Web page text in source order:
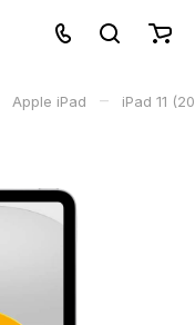
Apple iPad – iPad 11